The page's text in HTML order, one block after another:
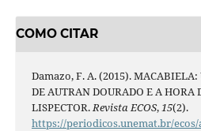
COMO CITAR
Damazo, F. A. (2015). MACABIELA:
DE AUTRAN DOURADO E A HORA
LISPECTOR.Revista ECOS,15(2).
https://periodicos.unemat.br/